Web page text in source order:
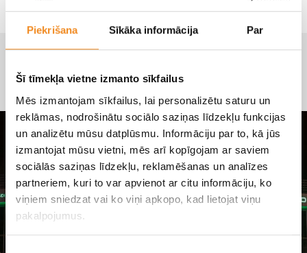
Piekrišana Sīkāka informācija Par
Šī tīmekļa vietne izmanto sīkfailus
Mēs izmantojam sīkfailus, lai personalizētu saturu un
reklāmas, nodrošinātu sociālo saziņas līdzekļu funkcijas
un analizētu mūsu datplūsmu. Informāciju par to, kā jūs
izmantojat mūsu vietni, mēs arī kopīgojam ar saviem
sociālās saziņas līdzekļu, reklamēšanas un analīzes
partneriem, kuri to var apvienot ar citu informāciju, ko
viņiem sniedzat vai ko viņi apkopo, kad lietojat viņu
pakalpojumus.
Viss par SKANDI MOTORS